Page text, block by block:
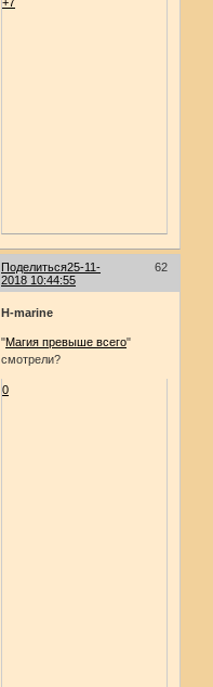
Поделиться 62
25-11-
2018 10:44:55
H-marine
"Магия превыше всего"
смотрели?
0